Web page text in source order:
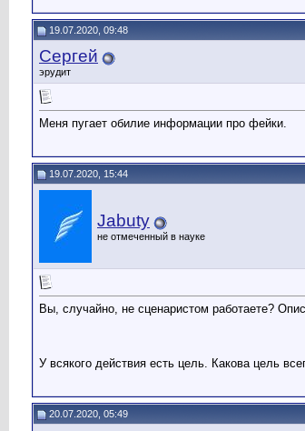
19.07.2020, 09:48
Сергей
эрудит
Меня пугает обилие информации про фейки.
19.07.2020, 15:44
Jabuty
не отмеченный в науке
Вы, случайно, не сценаристом работаете?
У всякого действия есть цель. Какова цель
20.07.2020, 05:49